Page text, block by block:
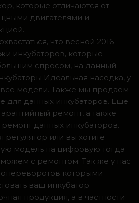
которые отличаются от
двигателями и
что весной 2016
инкубаторов, которые
спросом, на данный
Идеальная наседка, у
все модели. Также мы продаем
для данных инкубаторов. Ещё
ремонт, а также
данных инкубаторов.
регулятор или вы хотите
модель на цифровую тогда
с ремонтом. Так же у нас
которыми
ваш инкубатор.
продукция, а в частности